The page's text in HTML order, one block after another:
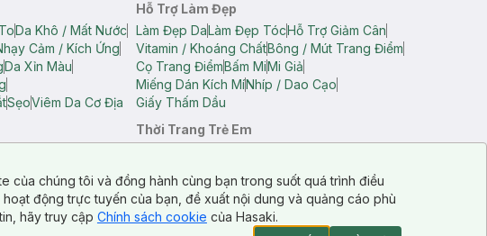
Da Khô / Mất Nước
Cảm / Kích Ứng
Da Xỉn Màu
SẹoViêm Da Cơ Địa
Hỗ Trợ Làm Đẹp
Làm Đẹp DaLàm Đẹp TócHỗ Trợ Giảm Cân
Vitamin / Khoáng ChấtBông / Mút Trang Điểm
Cọ Trang ĐiểmBấm MiMi Giả
Miếng Dán Kích MíNhíp / Dao Cạo
Giấy Thấm Dầu
Thời Trang Trẻ Em
của chúng tôi và đồng hành cùng bạn trong suốt quá trình điều
động trực tuyến của bạn, đề xuất nội dung và quảng cáo phù
hãy truy cập Chính sách cookie của Hasaki.